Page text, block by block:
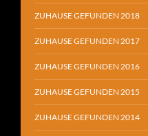
ZUHAUSE GEFUNDEN 2018
ZUHAUSE GEFUNDEN 2017
ZUHAUSE GEFUNDEN 2016
ZUHAUSE GEFUNDEN 2015
ZUHAUSE GEFUNDEN 2014